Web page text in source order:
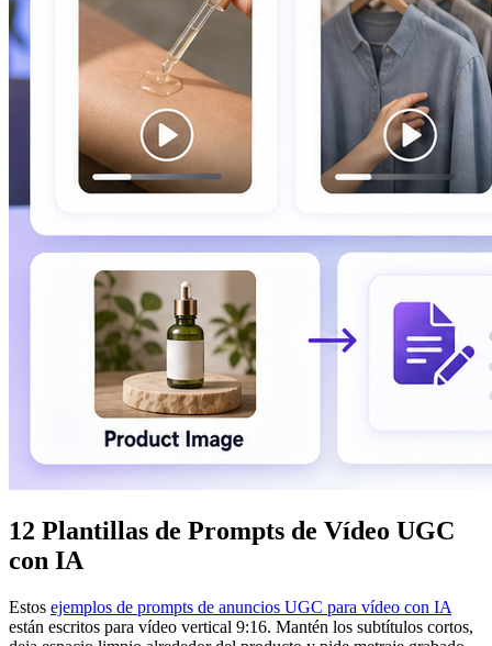
12 Plantillas de Prompts de Vídeo UGC
con IA
Estos ejemplos de prompts de anuncios UGC para vídeo con IA
están escritos para vídeo vertical 9:16. Mantén los subtítulos cortos,